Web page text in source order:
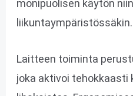
monipuolisen käytön
liikuntaympäristössäkin.
Laitteen toiminta
joka aktivoi tehokkaasti